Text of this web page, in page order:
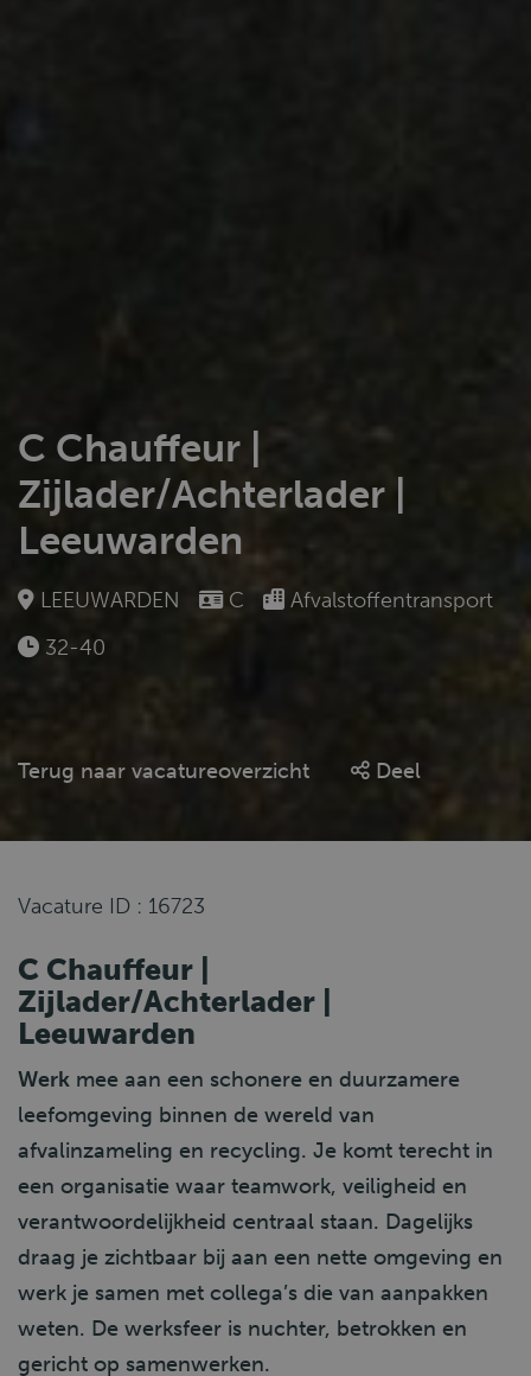
C Chauffeur |
Zijlader/Achterlader |
Leeuwarden
LEEUWARDEN C
Afvalstoffentransport
32-40
Terug naar vacatureoverzicht Deel
Vacature ID : 16723
C Chauffeur |
Zijlader/Achterlader |
Leeuwarden
Werk mee aan een schonere en duurzamere
leefomgeving binnen de wereld van
afvalinzameling en recycling. Je komt terecht in
een organisatie waar teamwork, veiligheid en
verantwoordelijkheid centraal staan. Dagelijks
draag je zichtbaar bij aan een nette omgeving en
werk je samen met collega’s die van aanpakken
weten. De werksfeer is nuchter, betrokken en
gericht op samenwerken.